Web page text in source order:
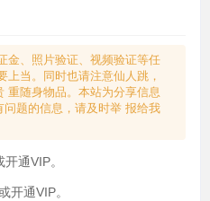
金、照片验证、视频验证等任
上当。同时也请注意仙人跳，
重随身物品。本站为分享信息
题的信息，请及时举 报给我
通VIP。
开通VIP。